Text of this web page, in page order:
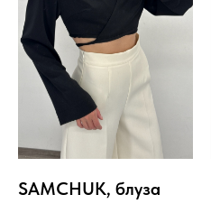
SAMCHUK, блуза